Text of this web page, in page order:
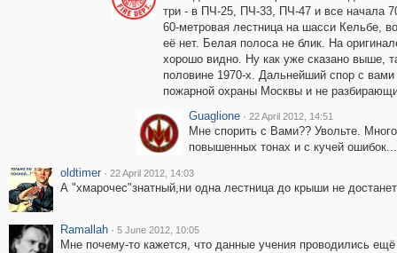
три - в ПЧ-25, ПЧ-33, ПЧ-47 и все начала
60-метровая лестница на шасси Кельбе,
её нет. Белая полоса не блик. На
хорошо видно. Ну как уже сказано выше,
половине 1970-х. Дальнейший спор с
пожарной охраны Москвы и не
Guaglione · 22 April 2012, 14:51
Мне спорить с Вами?? Увольте.
повышенных тонах и с кучей ошибок...
oldtimer · 22 April 2012, 14:03
А "хмарочес"знатный,ни одна лестница до крыши не
Ramallah · 5 June 2012, 10:05
Мне почему-то кажется, что данные учения проводились